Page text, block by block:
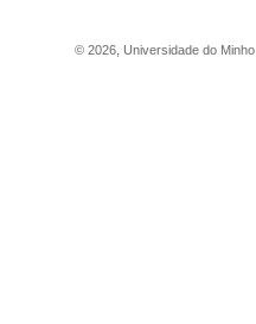
© 2026 Universidade do Minho